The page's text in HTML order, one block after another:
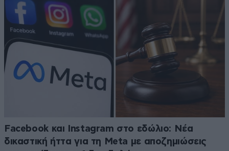
Facebook και Instagram στο εδώλιο: Νέα
δικαστική ήττα για τη Meta με αποζημιώσεις